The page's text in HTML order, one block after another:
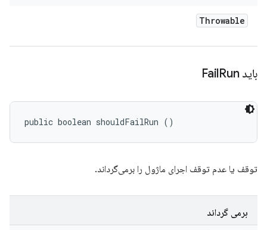
Throwable
باید FailRun
public boolean shouldFailRun ()
توقف یا عدم توقف اجرای ماژول را برمی‌گرداند.
برمی گرداند